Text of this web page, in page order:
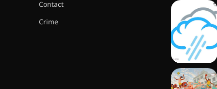
Contact
Crime